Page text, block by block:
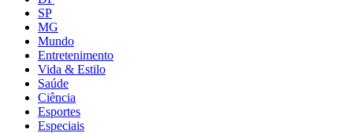
SP
MG
Mundo
Entretenimento
Vida & Estilo
Saúde
Ciência
Esportes
Especiais